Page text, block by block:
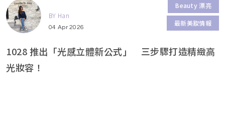
Beauty 漂亮
最新美妝情報
BY Han
04 Apr 2026
1028 推出「光感立體新公式」 三步驟打造精緻高
光妝容！